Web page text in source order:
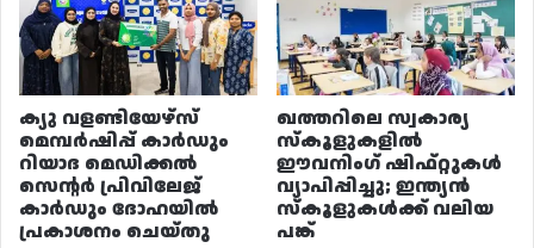
ക്യു വളണ്ടിയേഴ്‌സ്
മെമ്പർഷിപ്പ് കാർഡും
റിയാദ മെഡിക്കൽ
സെന്റർ പ്രിവിലേജ്
കാർഡും ദോഹയിൽ
പ്രകാശനം ചെയ്തു
ഖത്തറിലെ സ്വകാര്യ
സ്കൂളുകളിൽ
ഈവനിംഗ് ഷിഫ്റ്റുകൾ
വ്യാപിപ്പിച്ചു; ഇന്ത്യൻ
സ്കൂളുകൾക്ക് വലിയ
പങ്ക്